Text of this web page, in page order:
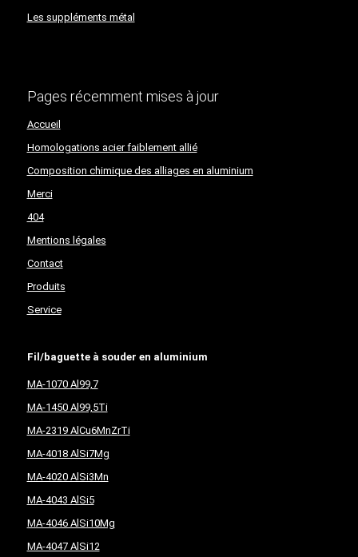
Les suppléments métal
Pages récemment mises à jour
Accueil
Homologations acier faiblement allié
Composition chimique des alliages en aluminium
Merci
404
Mentions légales
Contact
Produits
Service
Fil/baguette à souder en aluminium
MA-1070 Al99,7
MA-1450 Al99,5Ti
MA-2319 AlCu6MnZrTi
MA-4018 AlSi7Mg
MA-4020 AlSi3Mn
MA-4043 AlSi5
MA-4046 AlSi10Mg
MA-4047 AlSi12